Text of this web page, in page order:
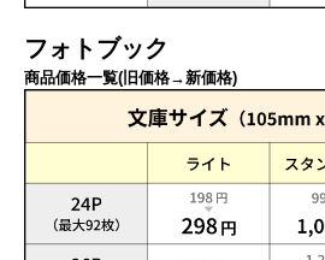
フォトブック
商品価格一覧(旧価格→新価格)